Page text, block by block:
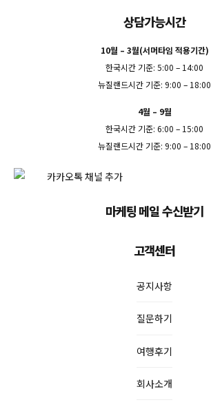
상담가능시간
10월 – 3월(서머타임 적용기간)
한국시간 기준: 5:00 – 14:00
뉴질랜드시간 기준: 9:00 – 18:00
4월 – 9월
한국시간 기준: 6:00 – 15:00
뉴질랜드시간 기준: 9:00 – 18:00
마케팅 메일 수신받기
고객센터
공지사항
질문하기
여행후기
회사소개